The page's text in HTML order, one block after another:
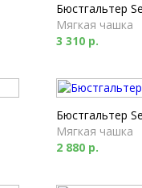
Бюстгальтер
Мягкая чашка
3 310 р.
Бюстгальтер
Мягкая чашка
2 880 р.